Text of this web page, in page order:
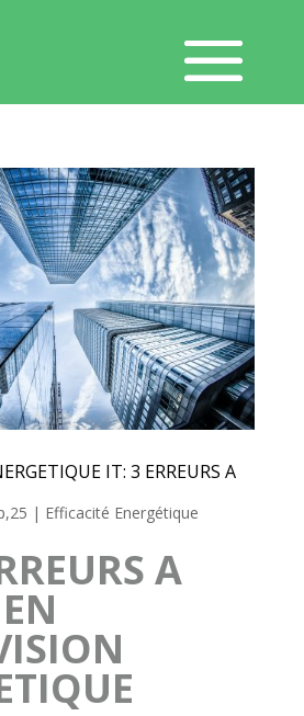
IT: 3 ERREURS A
| Efficacité Energétique
A